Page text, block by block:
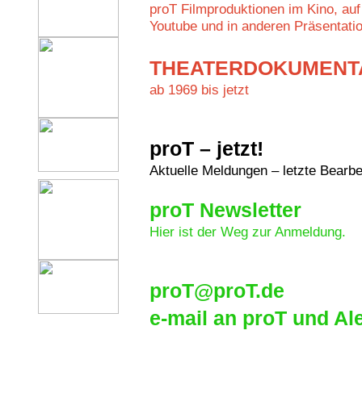
proT Filmproduktionen im Kino,
Youtube und in anderen
ab 1969 bis jetzt
proT – jetzt!
Aktuelle Meldungen – letzte
proT Newsletter
Hier ist der Weg zur Anmeldung.
proT@proT.de
e-mail an proT und